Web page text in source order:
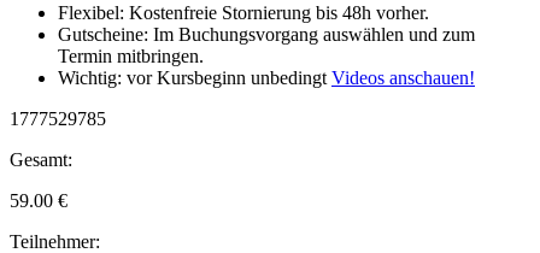
Flexibel: Kostenfreie Stornierung bis 48h vorher.
Gutscheine: Im Buchungsvorgang auswählen und zum
Termin mitbringen.
Wichtig: vor Kursbeginn unbedingt Videos anschauen!
1777529785
Gesamt:
59.00 €
Teilnehmer: